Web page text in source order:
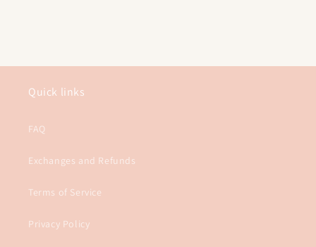
Quick links
FAQ
Exchanges and Refunds
Terms of Service
Privacy Policy